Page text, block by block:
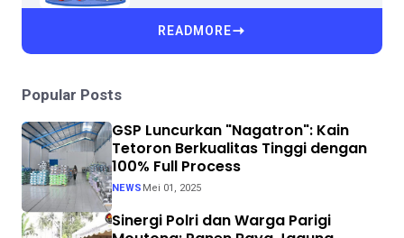
READMORE
Popular Posts
GSP Luncurkan "Nagatron": Kain
Tetoron Berkualitas Tinggi dengan
100% Full Process
NEWS Mei 01, 2025
Sinergi Polri dan Warga Parigi